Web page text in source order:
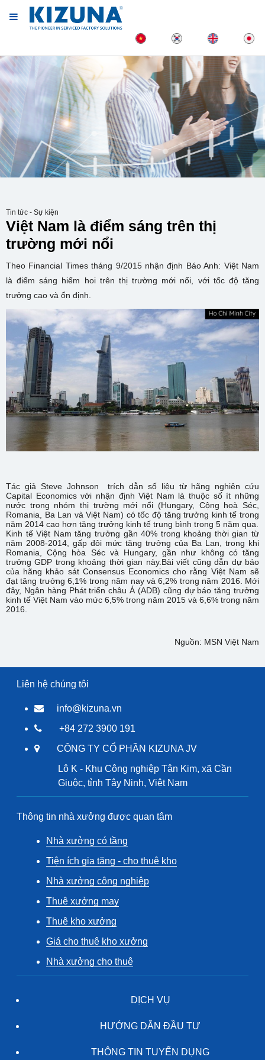
Tin tức - Sự kiện
Việt Nam là điểm sáng trên thị
trường mới nổi
Theo Financial Times tháng 9/2015 nhận định Báo Anh: Việt Nam
là điểm sáng hiếm hoi trên thị trường mới nổi, với tốc độ tăng
trưởng cao và ổn định.
Tác giả Steve Johnson trích dẫn số liệu từ hãng nghiên cứu
Capital Economics với nhận định Việt Nam là thuộc số ít những
nước trong nhóm thị trường mới nổi (Hungary, Cộng hoà ​Séc,
Romania, Ba Lan và Việt Nam) có tốc độ tăng trưởng kinh tế trong
năm 2014 cao hơn tăng trưởng kinh tế trung bình trong 5 năm qua.
Kinh tế Việt Nam tăng trưởng gần 40% trong khoảng thời gian từ
năm 2008-2014, gấp đôi mức tăng trưởng của Ba Lan, trong khi
Romania, Cộng hòa ​Séc và Hungary, gần như không có tăng
trưởng GDP trong khoảng thời gian này.Bài viết cũng dẫn dự báo
của hãng khảo sát Consensus Economics cho rằng Việt Nam sẽ
đạt tăng trưởng 6,1% trong năm nay và 6,2% trong năm 2016. Mới
đây, Ngân hàng Phát triển châu Á (ADB) cũng dự báo tăng trưởng
kinh tế Việt Nam vào mức 6,5% trong năm 2015 và 6,6% trong năm
2016.
Nguồn: MSN Việt Nam
Liên hệ chúng tôi
info@kizuna.vn
+84 272 3900 191
CÔNG TY CỔ PHẦN KIZUNA JV
Lô K - Khu Công nghiệp Tân Kim, xã Cần
Giuộc, tỉnh Tây Ninh, Việt Nam
Thông tin nhà xưởng được quan tâm
Nhà xưởng có tầng
Tiện ích gia tăng - cho thuê kho
Nhà xưởng công nghiệp
Thuê xưởng may
Thuê kho xưởng
Giá cho thuê kho xưởng
Nhà xưởng cho thuê
DỊCH VỤ
HƯỚNG DẪN ĐẦU TƯ
THÔNG TIN TUYỂN DỤNG